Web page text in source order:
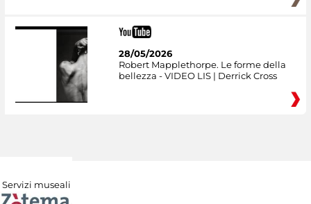
28/05/2026
Robert Mapplethorpe. Le forme della
bellezza - VIDEO LIS | Derrick Cross
Servizi museali